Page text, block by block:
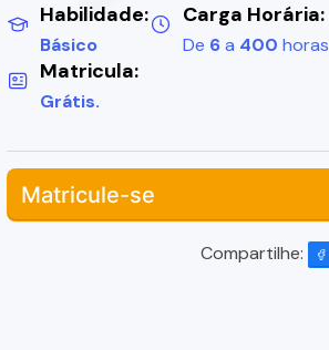
Habilidade:
Básico
Carga Horária:
De 6a 400 horas
Matricula:
Grátis.
Matricule-se
Compartilhe: